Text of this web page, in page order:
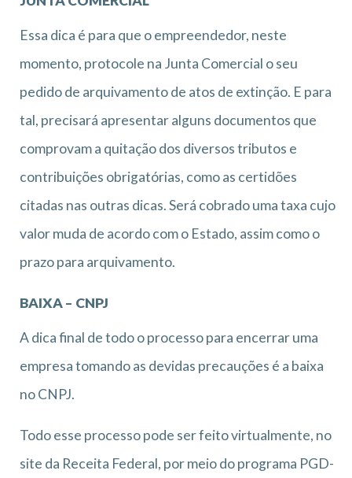
Essa dica é para que o empreendedor, neste
momento, protocole na Junta Comercial o seu
pedido de arquivamento de atos de extinção. E para
tal, precisará apresentar alguns documentos que
comprovam a quitação dos diversos tributos e
contribuições obrigatórias, como as certidões
citadas nas outras dicas. Será cobrado uma taxa cujo
valor muda de acordo com o Estado, assim como o
prazo para arquivamento.
BAIXA – CNPJ
A dica final de todo o processo para encerrar uma
empresa tomando as devidas precauções é a baixa
no CNPJ.
Todo esse processo pode ser feito virtualmente, no
site da Receita Federal, por meio do programa PGD-